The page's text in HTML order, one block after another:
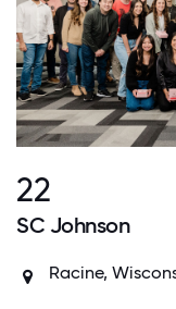
22
SC Johnson
Racine,